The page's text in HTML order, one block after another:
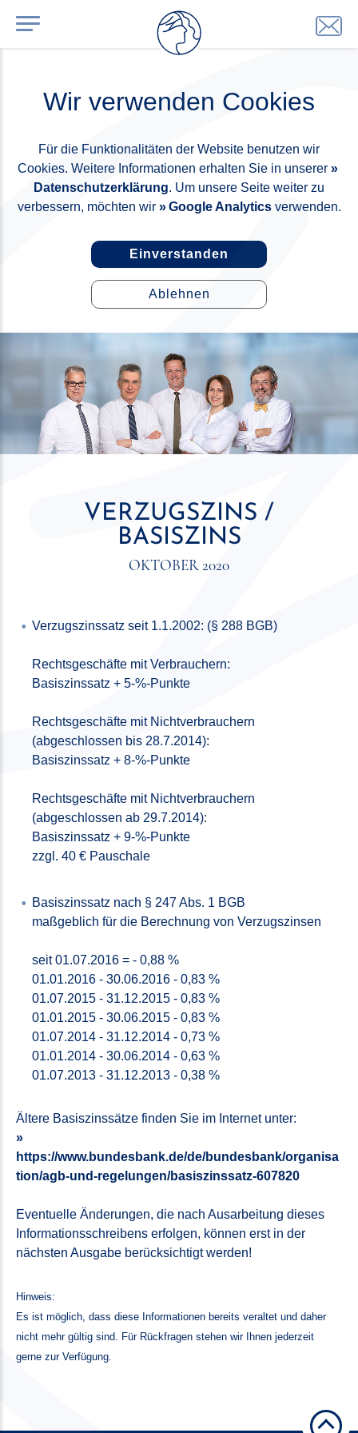
Wir verwenden Cookies
Für die Funktionalitäten der Website benutzen wir
Cookies. Weitere Informationen erhalten Sie in unserer
Datenschutzerklärung. Um unsere Seite weiter zu
verbessern, möchten wir
Google Analyticsverwenden.
Einverstanden
Ablehnen
VERZUGSZINS /
BASISZINS
OKTOBER 2020
Verzugszinssatz seit 1.1.2002: (§ 288 BGB)
Rechtsgeschäfte mit Verbrauchern:
Basiszinssatz + 5-%-Punkte
Rechtsgeschäfte mit Nichtverbrauchern
(abgeschlossen bis 28.7.2014):
Basiszinssatz + 8-%-Punkte
Rechtsgeschäfte mit Nichtverbrauchern
(abgeschlossen ab 29.7.2014):
Basiszinssatz + 9-%-Punkte
zzgl. 40 € Pauschale
Basiszinssatz nach § 247 Abs. 1 BGB
maßgeblich für die Berechnung von Verzugszinsen
seit 01.07.2016 = - 0,88 %
01.01.2016 - 30.06.2016 - 0,83 %
01.07.2015 - 31.12.2015 - 0,83 %
01.01.2015 - 30.06.2015 - 0,83 %
01.07.2014 - 31.12.2014 - 0,73 %
01.01.2014 - 30.06.2014 - 0,63 %
01.07.2013 - 31.12.2013 - 0,38 %
Ältere Basiszinssätze finden Sie im Internet unter:
https://www.bundesbank.de/de/bundesbank/organisa
tion/agb-und-regelungen/basiszinssatz-607820
Eventuelle Änderungen, die nach Ausarbeitung dieses
Informationsschreibens erfolgen, können erst in der
nächsten Ausgabe berücksichtigt werden!
Hinweis:
Es ist möglich, dass diese Informationen bereits veraltet und daher
nicht mehr gültig sind. Für Rückfragen stehen wir Ihnen jederzeit
gerne zur Verfügung.